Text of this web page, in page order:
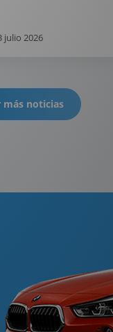
julio 2026
más noticias